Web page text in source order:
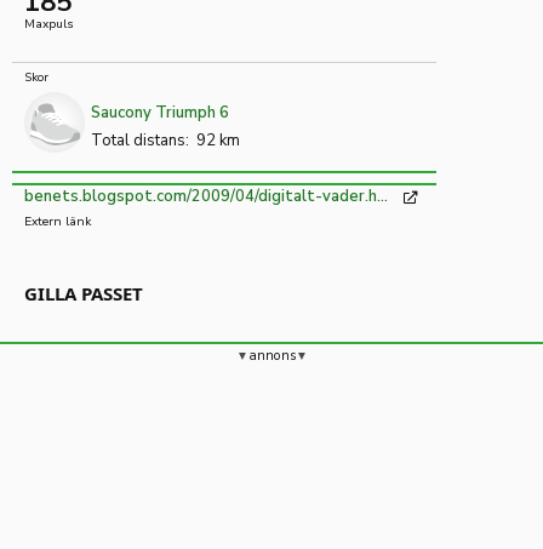
Maxpuls
Skor
Saucony Triumph 6
Total distans: 92 km
benets.blogspot.com/2009/04/digitalt-vader.html
Länken
Extern länk
GILLA PASSET
annons